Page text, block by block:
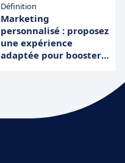
Définition
Marketing
personnalisé : proposez
une expérience
adaptée pour booster